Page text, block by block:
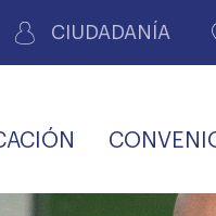
CIUDADANÍA
MÉDICOS